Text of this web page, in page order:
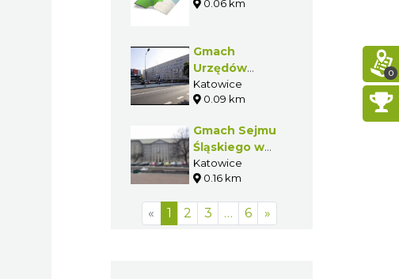
0.06 km
Gmach
Urzędów
Niezespolonych
w Katowicach
Katowice
0.09 km
Gmach Sejmu
Śląskiego w
Katowicach
Katowice
0.16 km
« 1 2 3 … 6 »
0